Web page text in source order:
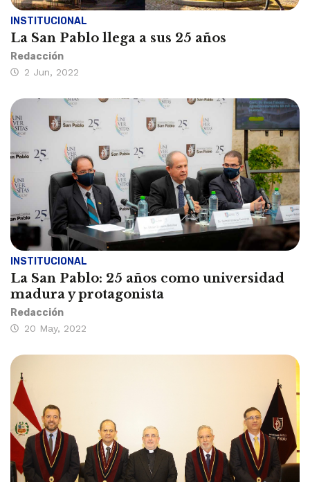
INSTITUCIONAL
La San Pablo llega a sus 25 años
Redacción
2 Jun, 2022
INSTITUCIONAL
La San Pablo: 25 años como universidad
madura y protagonista
Redacción
20 May, 2022